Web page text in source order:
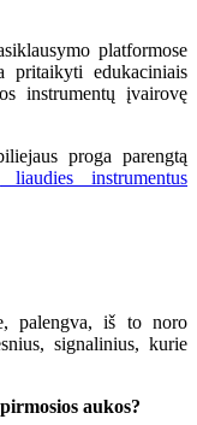
platformose
edukaciniais
instrumentų įvairovę
proga parengtą
instrumentus
palengva, iš to noro
signalinius, kurie
aukos?